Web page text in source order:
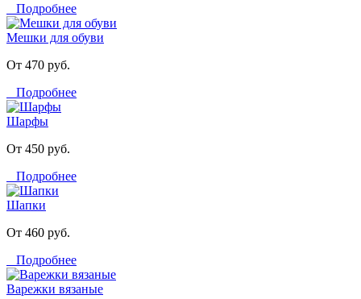
Подробнее
Мешки для обуви
От 470 руб.
Подробнее
Шарфы
От 450 руб.
Подробнее
Шапки
От 460 руб.
Подробнее
Варежки вязаные